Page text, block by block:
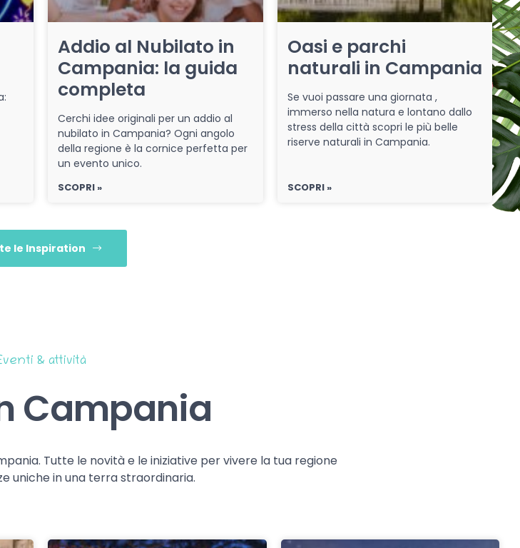
Addio al Nubilato in
Campania: la guida
completa
Cerchi idee originali per un addio al
nubilato in Campania? Ogni angolo
della regione è la cornice perfetta per
un evento unico.
SCOPRI »
Oasi e parchi
naturali in Campania
Se vuoi passare una giornata ,
immerso nella natura e lontano dallo
stress della città scopri le più belle
riserve naturali in Campania.
SCOPRI »
le Inspiration
& attività
Campania
Tutte le novità e le iniziative per vivere la tua regione
uniche in una terra straordinaria.